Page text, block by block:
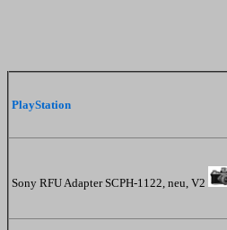
PlayStation
Sony RFU Adapter SCPH-1122, neu, V2